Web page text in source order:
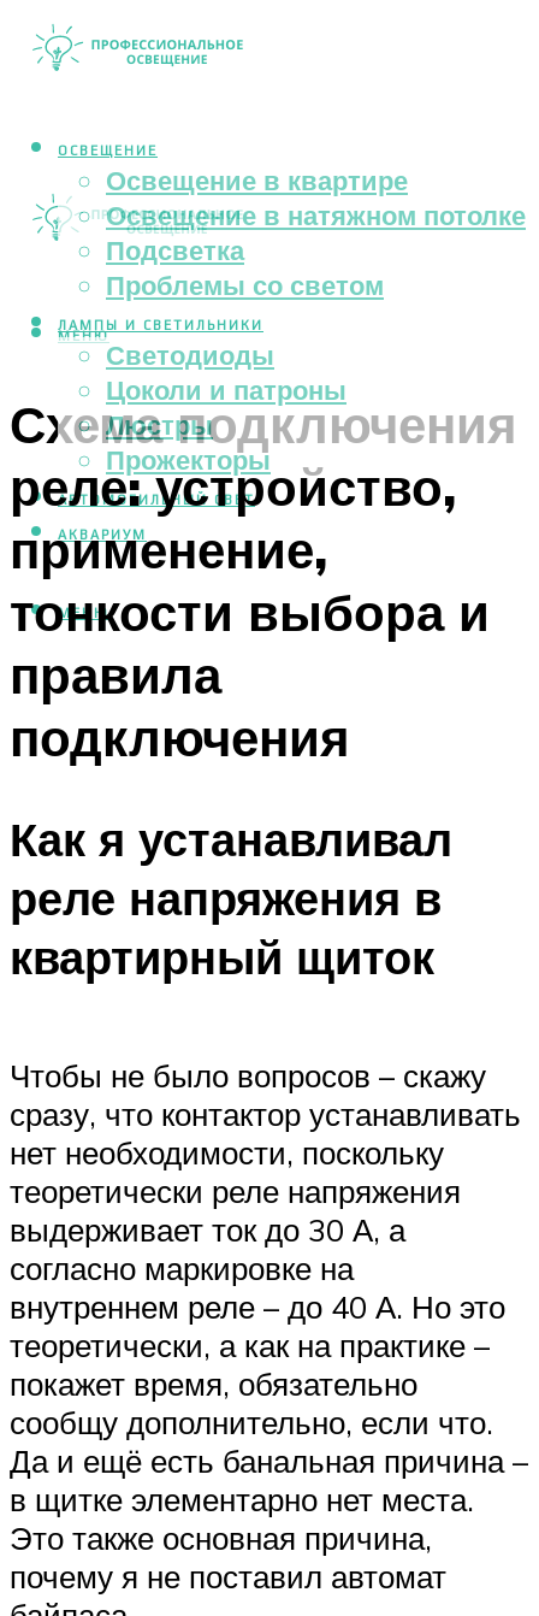
ОСВЕЩЕНИЕ
Освещение в квартире
Освещение в натяжном потолке
Подсветка
Проблемы со светом
ЛАМПЫ И СВЕТИЛЬНИКИ
Светодиоды
Цоколи и патроны
Люстры
Прожекторы
АВТОМОБИЛЬНЫЙ СВЕТ
АКВАРИУМ
МЕНЮ
МЕНЮ
Схема подключения
реле: устройство,
применение,
тонкости выбора и
правила
подключения
Как я устанавливал
реле напряжения в
квартирный щиток
Чтобы не было вопросов – скажу
сразу, что контактор устанавливать
нет необходимости, поскольку
теоретически реле напряжения
выдерживает ток до 30 А, а
согласно маркировке на
внутреннем реле – до 40 А. Но это
теоретически, а как на практике –
покажет время, обязательно
сообщу дополнительно, если что.
Да и ещё есть банальная причина –
в щитке элементарно нет места.
Это также основная причина,
почему я не поставил автомат